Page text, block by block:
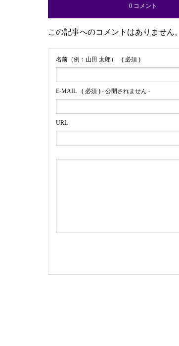
0 コメント
この記事へのコメントはありません。
名前（例：山田 太郎） ( 必須 )
E-MAIL ( 必須 ) - 公開されません -
URL